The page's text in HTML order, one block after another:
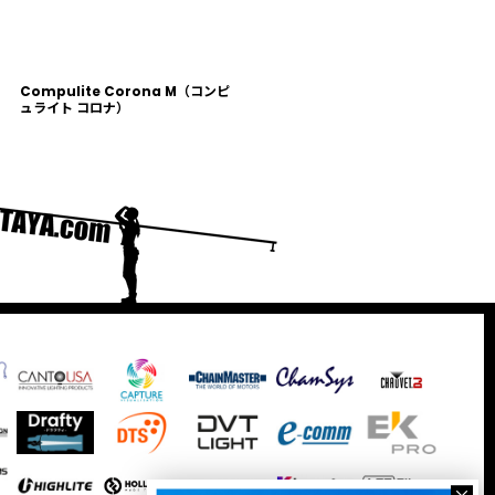
Compulite Corona M（コンピ
ュライト コロナ）